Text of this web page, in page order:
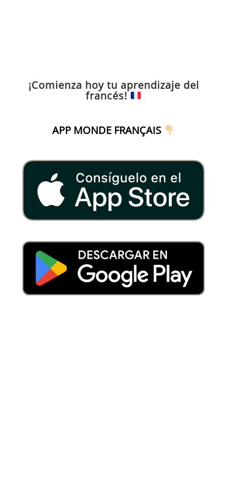
¡Comienza hoy tu aprendizaje del
francés!
APP MONDE FRANÇAIS